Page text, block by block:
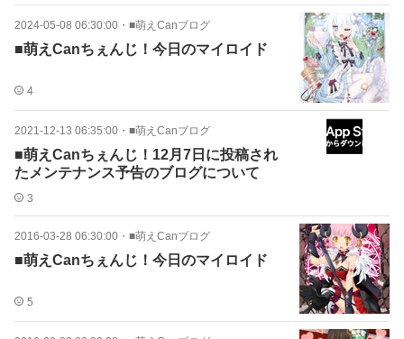
2024-05-08 06:30:00 ・ ■萌えCanブログ
■萌えCanちぇんじ！今日のマイロイド
4
2021-12-13 06:35:00 ・ ■萌えCanブログ
■萌えCanちぇんじ！12月7日に投稿され
たメンテナンス予告のブログについて
3
2016-03-28 06:30:00 ・ ■萌えCanブログ
■萌えCanちぇんじ！今日のマイロイド
5